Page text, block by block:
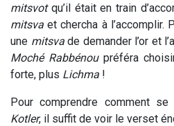
mitsvotqu’il était en train
mitsva et chercha à l’accomplir.
une mitsvade demander l’or et
Moché Rabbénoupréféra
forte, plus Lichma !
Pour comprendre comment
Kotler, il suffit de voir le verset